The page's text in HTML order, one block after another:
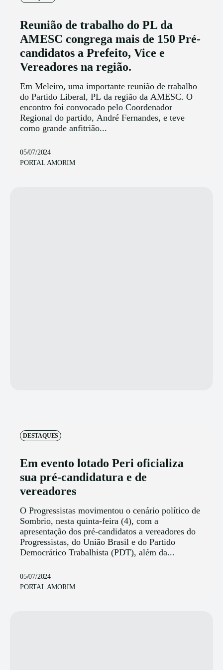
Reunião de trabalho do PL da
AMESC congrega mais de 150 Pré-
candidatos a Prefeito, Vice e
Vereadores na região.
Em Meleiro, uma importante reunião de trabalho
do Partido Liberal, PL da região da AMESC. O
encontro foi convocado pelo Coordenador
Regional do partido, André Fernandes, e teve
como grande anfitrião...
05/07/2024
PORTAL AMORIM
DESTAQUES
Em evento lotado Peri oficializa
sua pré-candidatura e de
vereadores
O Progressistas movimentou o cenário político de
Sombrio, nesta quinta-feira (4), com a
apresentação dos pré-candidatos a vereadores do
Progressistas, do União Brasil e do Partido
Democrático Trabalhista (PDT), além da...
05/07/2024
PORTAL AMORIM